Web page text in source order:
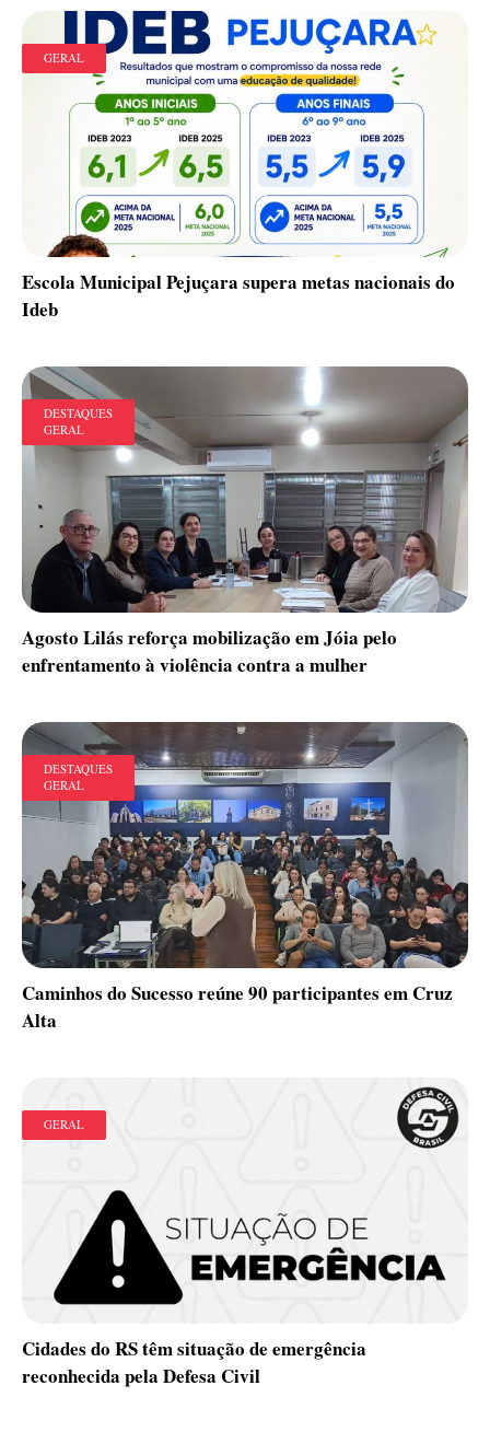
GERAL
Escola Municipal Pejuçara supera metas nacionais do
Ideb
DESTAQUES
GERAL
Agosto Lilás reforça mobilização em Jóia pelo
enfrentamento à violência contra a mulher
DESTAQUES
GERAL
Caminhos do Sucesso reúne 90 participantes em Cruz
Alta
GERAL
Cidades do RS têm situação de emergência
reconhecida pela Defesa Civil